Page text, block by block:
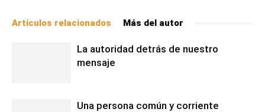
Artículos relacionados Más del autor
La autoridad detrás de nuestro
mensaje
Una persona común y corriente